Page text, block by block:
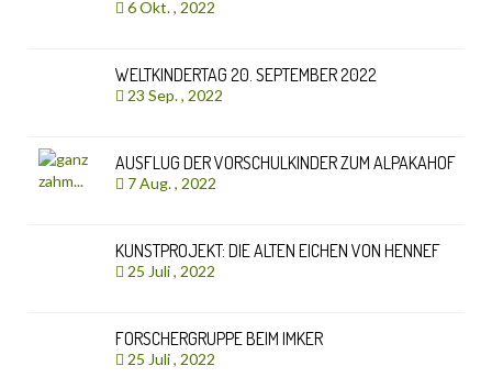
6 Okt. , 2022
WELTKINDERTAG 20. SEPTEMBER 2022
23 Sep. , 2022
AUSFLUG DER VORSCHULKINDER ZUM ALPAKAHOF
7 Aug. , 2022
KUNSTPROJEKT: DIE ALTEN EICHEN VON HENNEF
25 Juli , 2022
FORSCHERGRUPPE BEIM IMKER
25 Juli , 2022